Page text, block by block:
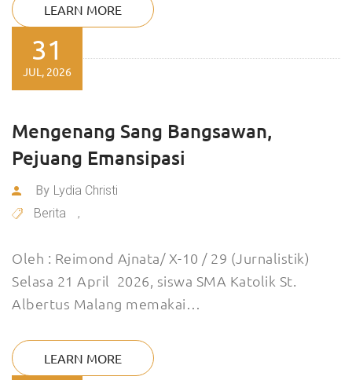
LEARN MORE
31
JUL, 2026
Mengenang Sang Bangsawan,
Pejuang Emansipasi
By Lydia Christi
Berita
,
Oleh : Reimond Ajnata/ X-10 / 29 (Jurnalistik)
Selasa 21 April 2026, siswa SMA Katolik St.
Albertus Malang memakai…
LEARN MORE